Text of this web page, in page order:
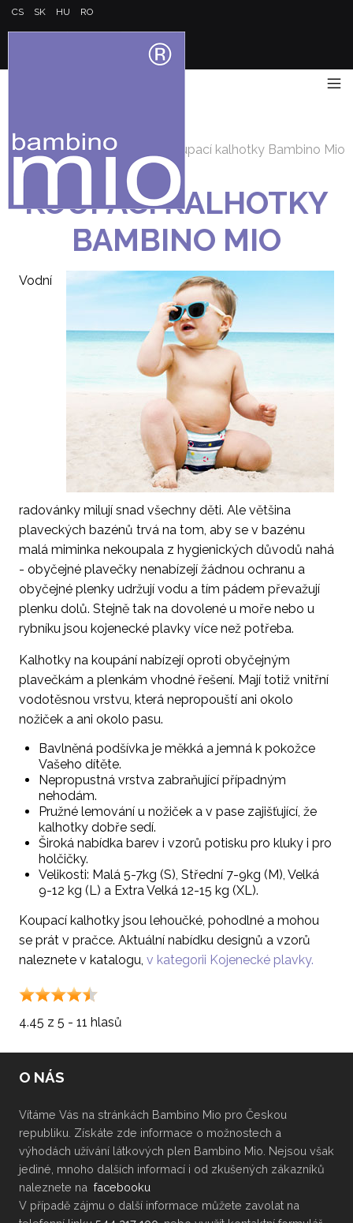
CS SK HU RO
Úvod Koupací kalhotky Bambino Mio
KOUPACÍ KALHOTKY
BAMBINO MIO
Vodní
radovánky milují snad všechny děti. Ale většina
plaveckých bazénů trvá na tom, aby se v bazénu
malá miminka nekoupala z hygienických důvodů nahá
- obyčejné plavečky nenabízejí žádnou ochranu a
obyčejné plenky udržují vodu a tím pádem převažují
plenku dolů. Stejně tak na dovolené u moře nebo u
rybníku jsou kojenecké plavky více než potřeba.
Kalhotky na koupání nabízejí oproti obyčejným
plavečkám a plenkám vhodné řešení. Mají totiž vnitřní
vodotěsnou vrstvu, která nepropouští ani okolo
nožiček a ani okolo pasu.
Bavlněná podšívka je měkká a jemná k pokožce
Vašeho dítěte.
Nepropustná vrstva zabraňující případným
nehodám.
Pružné lemování u nožiček a v pase zajišťující, že
kalhotky dobře sedí.
Široká nabídka barev i vzorů potisku pro kluky i pro
holčičky.
Velikosti: Malá 5-7kg (S), Střední 7-9kg (M), Velká
9-12 kg (L) a Extra Velká 12-15 kg (XL).
Koupací kalhotky jsou lehoučké, pohodlné a mohou
se prát v pračce. Aktuální nabídku designů a vzorů
naleznete v katalogu, v kategorii Kojenecké plavky.
4.45 z 5 - 11 hlasů
hodnocení.
vám
článek
líbil,
budeme
O NÁS
Vítáme Vás na stránkách Bambino Mio pro Českou
republiku. Získáte zde informace o možnostech a
výhodách užívání látkových plen Bambino Mio. Nejsou však
jediné, mnoho dalších informací i od zkušených zákazníků
naleznete na facebooku
V případě zájmu o další informace můžete zavolat na